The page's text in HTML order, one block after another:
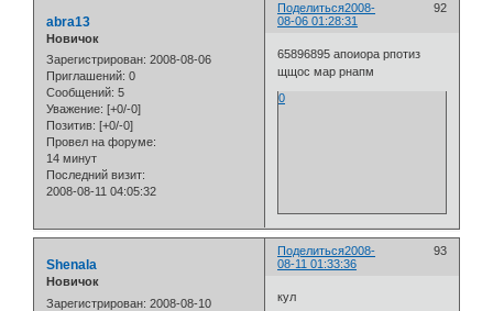
Поделиться 92
2008-
08-06 01:28:31
abra13
Новичок
Зарегистрирован: 2008-08-06
Приглашений: 0
Сообщений: 5
Уважение: [+0/-0]
Позитив: [+0/-0]
Провел на форуме:
14 минут
Последний визит:
2008-08-11 04:05:32
65896895 апоиора рпотиз
щщос мар рнапм
0
Поделиться 93
2008-
08-11 01:33:36
Shenala
Новичок
Зарегистрирован: 2008-08-10
кул